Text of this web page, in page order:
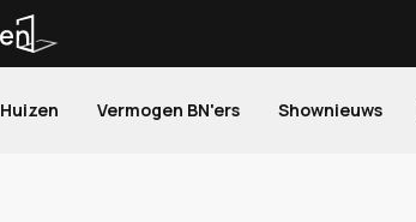
Huizen Vermogen BN'ers Shownieuws